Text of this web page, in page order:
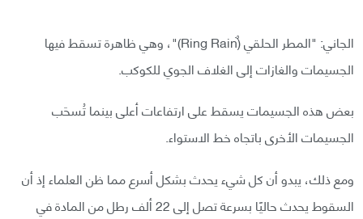
الجاني: "المطر الحلقي (ٌRing Rain)"، وهي ظاهرة تسقط فيها
الجسيمات والغازات إلى الغلاف الجوي للكوكب.
بعض هذه الجسيمات يسقط على ارتفاعات أعلى بينما تُسحَب
الجسيمات الأخرى باتجاه خط الاستواء.
ومع ذلك، يبدو أن كل شيء يحدث بشكل أسرع مما ظن العلماء إذ أن
السقوط يحدث حاليًا بسرعة تصل إلى 22 ألف رطل من المادة في